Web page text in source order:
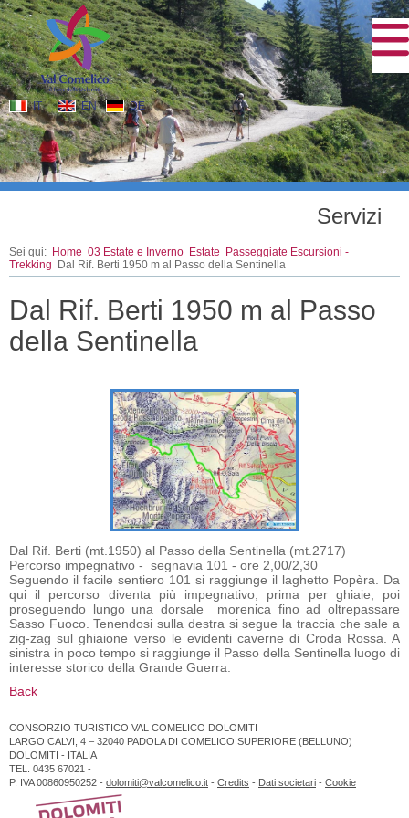
IT EN DE
Servizi
Sei qui: Home 03 Estate e Inverno Estate
Passeggiate Escursioni -
Trekking
Dal Rif. Berti 1950 m al Passo della Sentinella
Dal Rif. Berti 1950 m al Passo
della Sentinella
Dal Rif. Berti (mt.1950) al Passo della Sentinella (mt.2717)
Percorso impegnativo - segnavia 101 - ore 2,00/2,30
Seguendo il facile sentiero 101 si raggiunge il laghetto Popèra. Da
qui il percorso diventa più impegnativo, prima per ghiaie, poi
proseguendo lungo una dorsale morenica fino ad oltrepassare
Sasso Fuoco. Tenendosi sulla destra si segue la traccia che sale a
zig-zag sul ghiaione verso le evidenti caverne di Croda Rossa. A
sinistra in poco tempo si raggiunge il Passo della Sentinella luogo di
interesse storico della Grande Guerra.
Back
CONSORZIO TURISTICO VAL COMELICO DOLOMITI
LARGO CALVI, 4 – 32040 PADOLA DI COMELICO SUPERIORE (BELLUNO)
DOLOMITI - ITALIA
TEL. 0435 67021 -
P. IVA 00860950252 - dolomiti@valcomelico.it - Credits - Dati societari - Cookie